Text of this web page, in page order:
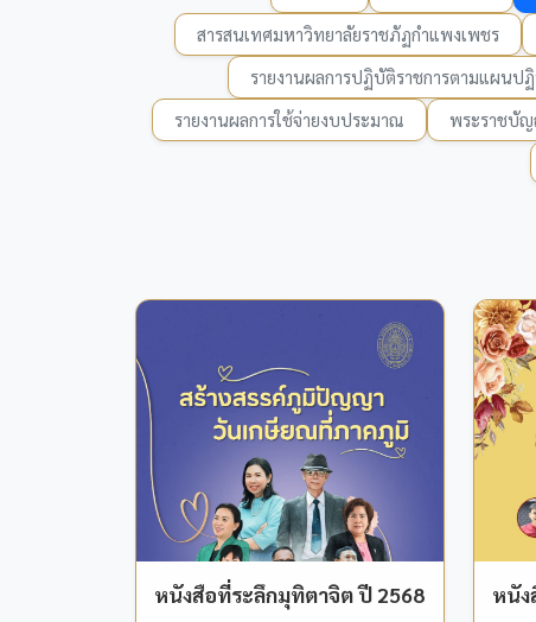
สารสนเทศมหาวิทยาลัยราชภัฏกำแพงเพชร
รายงานผลการปฏิบัติราชการตามแผนป
รายงานผลการใช้จ่ายงบประมาณ
พระราชบัญ
หนังสือที่ระลึกมุทิตาจิต ปี 2568 หนัง